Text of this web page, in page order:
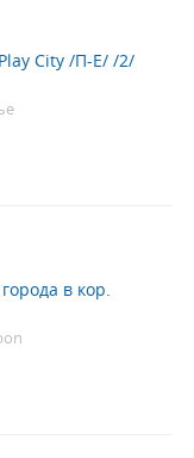
City /П-Е/ /2/
в кор.